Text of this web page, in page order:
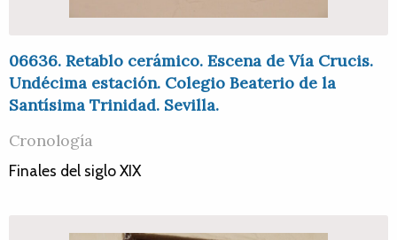
06636. Retablo cerámico. Escena de Vía Crucis.
Undécima estación. Colegio Beaterio de la
Santísima Trinidad. Sevilla.
Cronología
Finales del siglo XIX